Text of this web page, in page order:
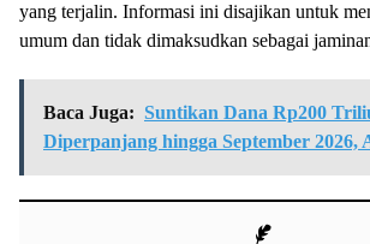
yang terjalin. Informasi ini disajikan untuk
umum dan tidak dimaksudkan sebagai
Baca Juga: Suntikan Dana Rp200
Diperpanjang hingga September 2026,